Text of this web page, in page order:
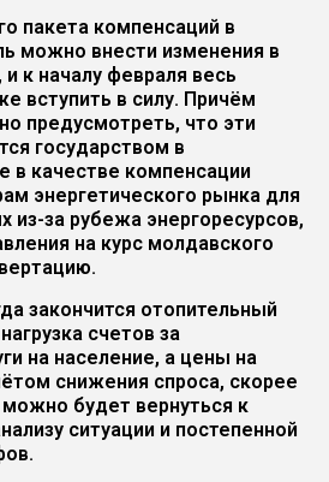
пакета компенсаций в
можно внести изменения в
к началу февраля весь
вступить в силу. Причём
предусмотреть, что эти
государством в
в качестве компенсации
энергетического рынка для
из-за рубежа энергоресурсов,
на курс молдавского
закончится отопительный
счетов за
на население, а цены на
снижения спроса, скорее
можно будет вернуться к
ситуации и постепенной